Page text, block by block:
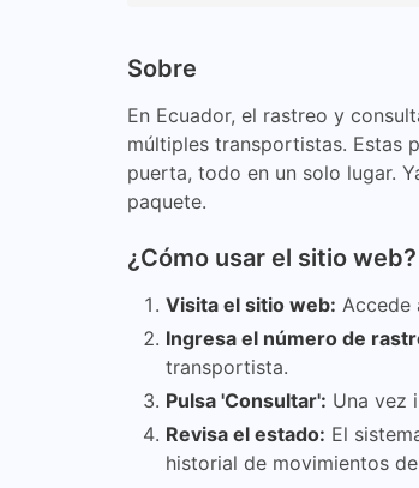
Sobre
En Ecuador, el rastreo y
múltiples transportistas. Estas
puerta, todo en un solo lugar.
paquete.
¿Cómo usar el sitio web?
Visita el sitio web: Accede
Ingresa el número de
transportista.
Pulsa 'Consultar': Una vez
Revisa el estado: El
historial de movimientos